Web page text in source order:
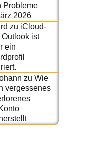
Probleme
2026
zu iCloud-
Outlook ist
ein
zu Wie
vergessenes